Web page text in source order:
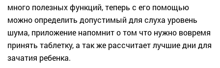
много полезных функций, теперь с его помощью
можно определить допустимый для слуха уровень
шума, приложение напомнит о том что нужно вовремя
принять таблетку, а так же рассчитает лучшие дни для
зачатия ребенка.